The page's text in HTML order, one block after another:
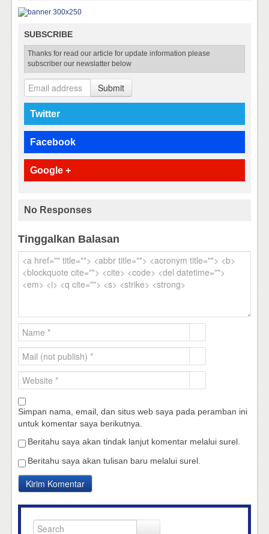
SUBSCRIBE
Thanks for read our article for update information please
subscriber our newslatter below
Submit
Twitter
Facebook
Google +
No Responses
Tinggalkan Balasan
Simpan nama, email, dan situs web saya pada peramban ini
untuk komentar saya berikutnya.
Beritahu saya akan tindak lanjut komentar melalui surel.
Beritahu saya akan tulisan baru melalui surel.